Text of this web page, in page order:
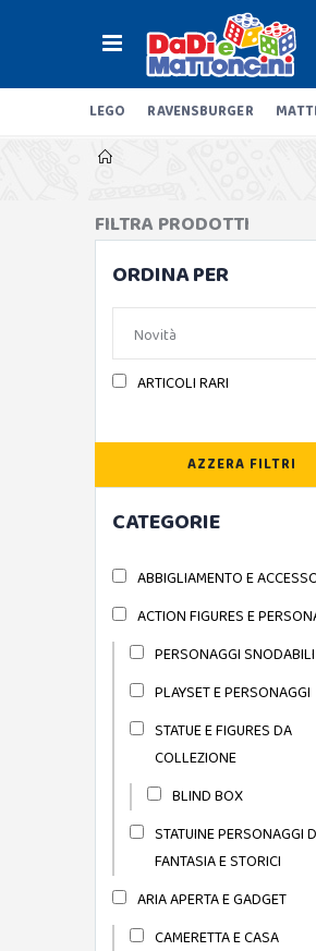
LEGO RAVENSBURGER
FILTRA PRODOTTI
ORDINA PER
ARTICOLI RARI
AZZERA FILTRI
CATEGORIE
ABBIGLIAMENTO E
ACTION FIGURES E
PERSONAGGI SNODABILI
PLAYSET E PERSONAGGI
STATUE E FIGURES DA
COLLEZIONE
BLIND BOX
STATUINE PERSONAGGI
FANTASIA E STORICI
ARIA APERTA E GADGET
CAMERETTA E CASA